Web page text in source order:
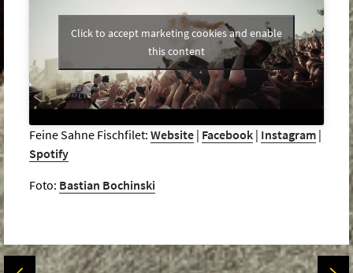
Click to accept marketing cookies and enable
this content
Feine Sahne Fischfilet: Website | Facebook | Instagram |
Spotify
Foto: Bastian Bochinski